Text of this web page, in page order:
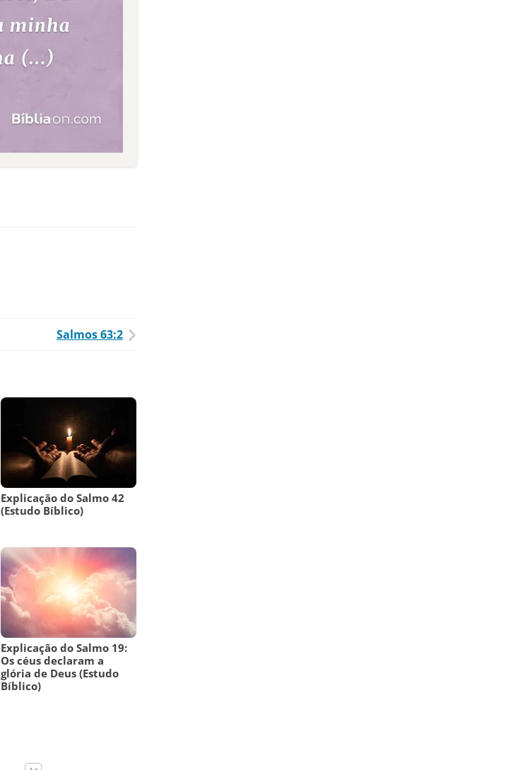
Salmos 63:2
Explicação do Salmo 42
(Estudo Bíblico)
Explicação do Salmo 19:
Os céus declaram a
glória de Deus (Estudo
Bíblico)